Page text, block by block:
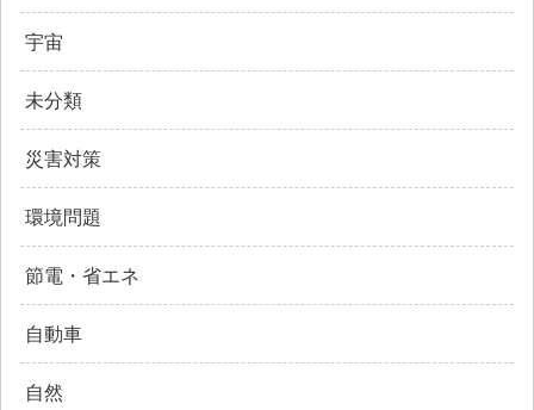
宇宙
未分類
災害対策
環境問題
節電・省エネ
自動車
自然